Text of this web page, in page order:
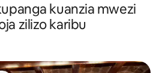
kuanzia mwezi
zilizo karibu